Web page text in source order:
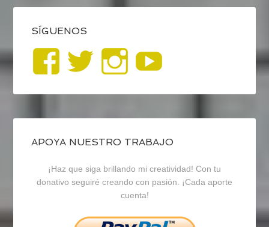
SÍGUENOS
Ver
perfil
de
blogrecursosep
en
Facebook
Ver
perfil
de
recursosep
en
Twitter
Ver
perfil
de
recursosep
en
Instagram
APOYA NUESTRO TRABAJO
¡Haz que siga brillando mi creatividad! Con tu
donativo seguiré creando con pasión. ¡Cada aporte
cuenta!